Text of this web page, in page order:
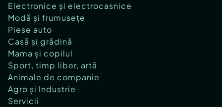
Electronice și electrocasnice
Modă și frumusețe
Piese auto
Casă și grădină
Mama și copilul
Sport, timp liber, artă
Animale de companie
Agro și Industrie
Servicii